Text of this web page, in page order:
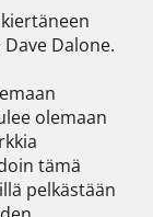
Dalone.
olemaan
tämä
pelkästään